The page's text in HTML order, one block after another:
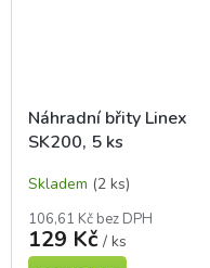
Náhradní břity Linex
SK200, 5 ks
Skladem (2 ks)
106,61 Kč bez DPH
129 Kč / ks